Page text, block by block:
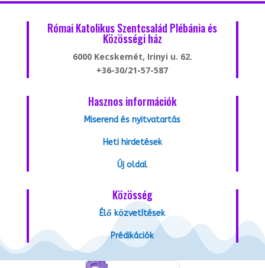
Római Katolikus Szentcsalád Plébánia és
Közösségi ház
6000 Kecskemét, Irinyi u. 62.
+36-30/21-57-587
Hasznos információk
Miserend és nyitvatartás
Heti hirdetések
Új oldal
Közösség
Élő közvetítések
Prédikációk